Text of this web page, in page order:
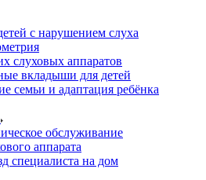
с нарушением слуха
слуховых аппаратов
вкладыши для детей
семьи и адаптация ребёнка
обслуживание
аппарата
специалиста на дом